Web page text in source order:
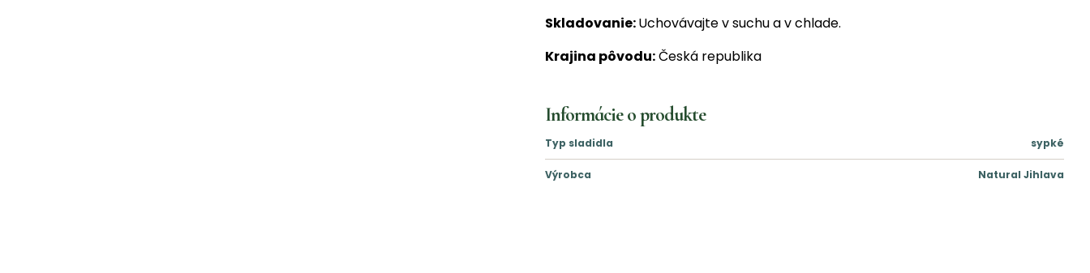
Skladovanie:Uchovávajte v suchu a v chlade.
Krajina pôvodu:Česká republika
Informácie o produkte
Typ sladidla sypké
Výrobca Natural Jihlava